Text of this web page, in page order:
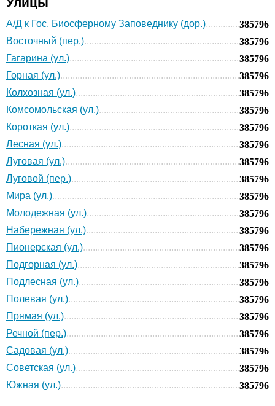
А/Д к Гос. Биосферному Заповеднику (дор.)
385796
Восточный (пер.)
385796
Гагарина (ул.)
385796
Горная (ул.)
385796
Колхозная (ул.)
385796
Комсомольская (ул.)
385796
Короткая (ул.)
385796
Лесная (ул.)
385796
Луговая (ул.)
385796
Луговой (пер.)
385796
Мира (ул.)
385796
Молодежная (ул.)
385796
Набережная (ул.)
385796
Пионерская (ул.)
385796
Подгорная (ул.)
385796
Подлесная (ул.)
385796
Полевая (ул.)
385796
Прямая (ул.)
385796
Речной (пер.)
385796
Садовая (ул.)
385796
Советская (ул.)
385796
Южная (ул.)
385796